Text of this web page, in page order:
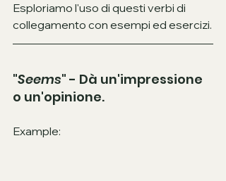
Esploriamo l'uso di questi verbi di
collegamento con esempi ed esercizi.
"Seems" - Dà un'impressione
o un'opinione.
Example: